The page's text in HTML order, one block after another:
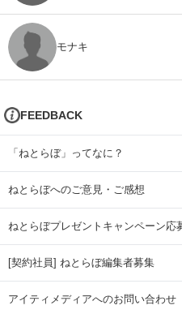
モナキ
FEEDBACK
「ねとらぼ」ってなに？
ねとらぼへのご意見・ご感想
ねとらぼプレゼントキャンペーン応
[契約社員] ねとらぼ編集者募集
アイティメディアへのお問い合わせ